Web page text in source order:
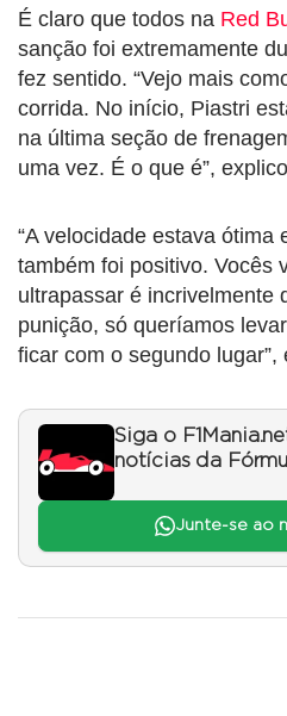
É claro que todos na Red
sanção foi extremamente
fez sentido. “Vejo mais
corrida. No início, Piastri
na última seção de
uma vez. É o que é”,
“A velocidade estava ótima
também foi positivo. Vocês
ultrapassar é incrivelmente
punição, só queríamos
ficar com o segundo lugar”,
Siga o
notícias da
Junte-se ao